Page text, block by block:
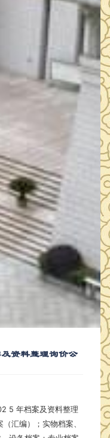
资料整理询价公